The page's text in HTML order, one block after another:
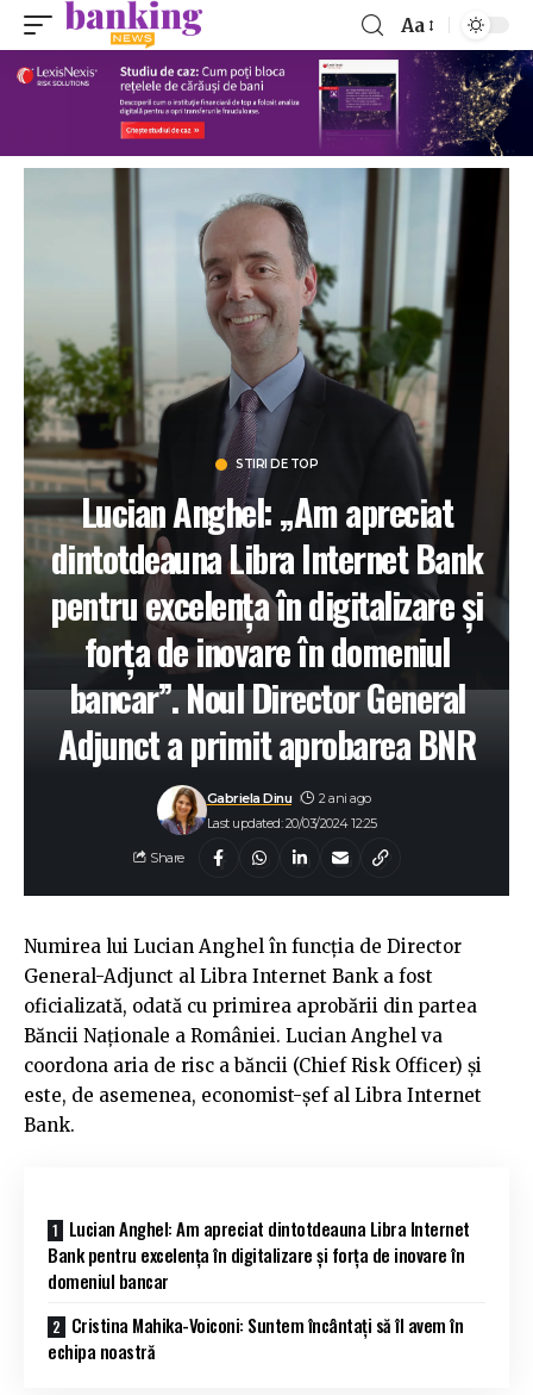
Aa
STIRI DE TOP
Lucian Anghel: „Am apreciat
dintotdeauna Libra Internet Bank
pentru excelența în digitalizare și
forța de inovare în domeniul
bancar”. Noul Director General
Adjunct a primit aprobarea BNR
Last updated: 20/03/2024 12:25
Gabriela Dinu 2 ani ago
Share
Numirea lui Lucian Anghel în funcția de Director
General-Adjunct al Libra Internet Bank a fost
oficializată, odată cu primirea aprobării din partea
Băncii Naționale a României. Lucian Anghel va
coordona aria de risc a băncii (Chief Risk Officer) și
este, de asemenea, economist-șef al Libra Internet
Bank.
Lucian Anghel: Am apreciat dintotdeauna Libra Internet
Bank pentru excelența în digitalizare și forța de inovare în
domeniul bancar
Cristina Mahika-Voiconi: Suntem încântați să îl avem în
echipa noastră